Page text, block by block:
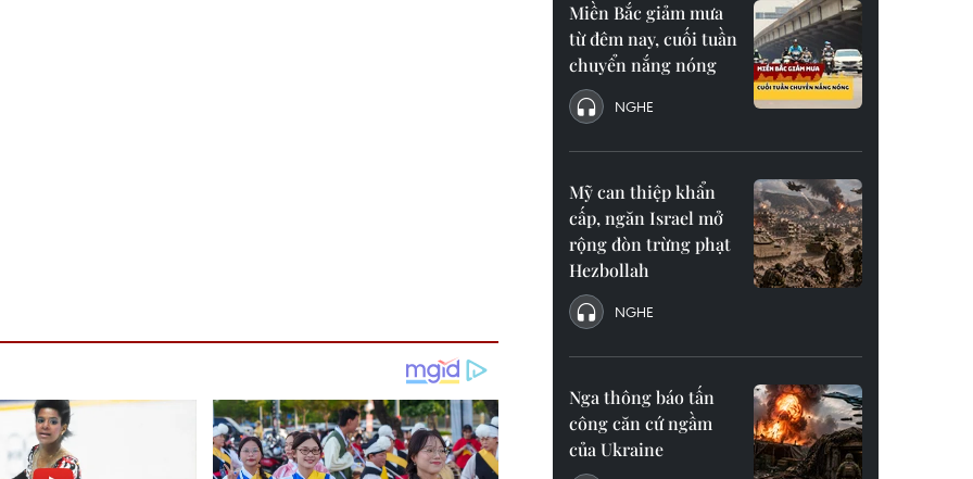
Miền Bắc giảm mưa
từ đêm nay, cuối tuần
chuyển nắng nóng
NGHE
Mỹ can thiệp khẩn
cấp, ngăn Israel mở
rộng đòn trừng phạt
Hezbollah
NGHE
Nga thông báo tấn
công căn cứ ngầm
của Ukraine